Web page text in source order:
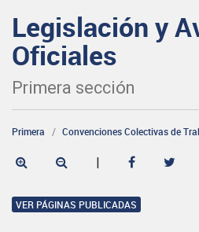
Legislación y
Oficiales
Primera sección
Primera Convenciones Colectivas de
|
VER PÁGINAS PUBLICADAS